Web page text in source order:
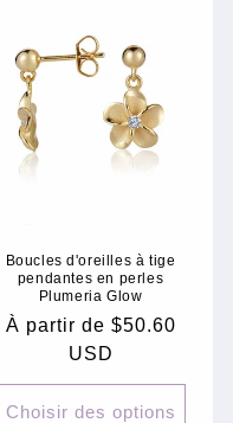
Boucles d'oreilles à tige
pendantes en perles
Plumeria Glow
Prix
À partir de $50.60
USD
Choisir des options